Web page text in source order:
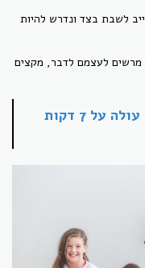
לשבת בצד ונדרש להיות
מרשים לעצמם לדבר, מקצים
שיח בן בני זוג בעידן החדש לא עולה על 7 דקות